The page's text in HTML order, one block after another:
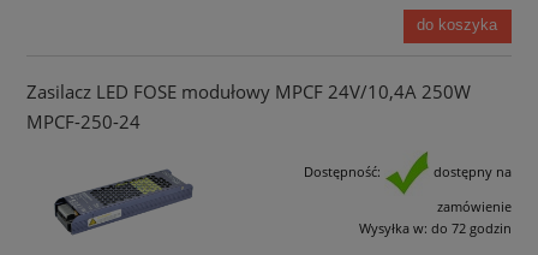
do koszyka
Zasilacz LED FOSE modułowy MPCF 24V/10,4A 250W
MPCF-250-24
Dostępność:
dostępny na
zamówienie
Wysyłka w: do 72 godzin